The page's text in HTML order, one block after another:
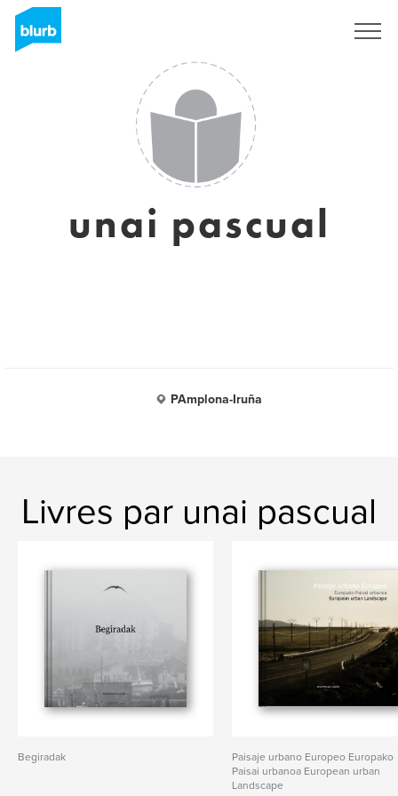
unai pascual
PAmplona-Iruña
Livres par unai pascual
Begiradak
Paisaje urbano Europeo Europako
Paisai urbanoa European urban
Landscape